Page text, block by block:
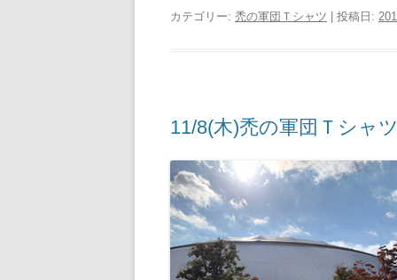
カテゴリー: 禿の軍団Ｔシャツ | 投稿日:
11/8(木)禿の軍団Ｔシャ